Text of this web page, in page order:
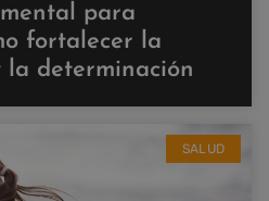
para
fortalecer la
la determinación
SALUD